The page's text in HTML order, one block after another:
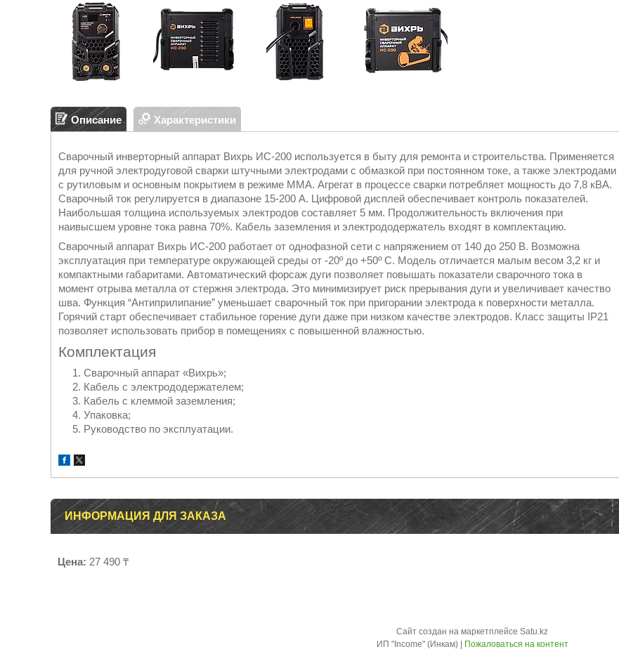
Описание Характеристики
Сварочный инверторный аппарат Вихрь ИС-200 используется в быту для ремонта и строительства. Применяется
для ручной электродуговой сварки штучными электродами с обмазкой при постоянном токе, а также электродами
с рутиловым и основным покрытием в режиме ММА. Агрегат в процессе сварки потребляет мощность до 7,8 кВА.
Сварочный ток регулируется в диапазоне 15-200 А. Цифровой дисплей обеспечивает контроль показателей.
Наибольшая толщина используемых электродов составляет 5 мм. Продолжительность включения при
наивысшем уровне тока равна 70%. Кабель заземления и электрододержатель входят в комплектацию.
Сварочный аппарат Вихрь ИС-200 работает от однофазной сети с напряжением от 140 до 250 В. Возможна
эксплуатация при температуре окружающей среды от -20º до +50º C. Модель отличается малым весом 3,2 кг и
компактными габаритами. Автоматический форсаж дуги позволяет повышать показатели сварочного тока в
момент отрыва металла от стержня электрода. Это минимизирует риск прерывания дуги и увеличивает качество
шва. Функция “Антиприлипание” уменьшает сварочный ток при пригорании электрода к поверхности металла.
Горячий старт обеспечивает стабильное горение дуги даже при низком качестве электродов. Класс защиты IP21
позволяет использовать прибор в помещениях с повышенной влажностью.
Комплектация
Сварочный аппарат «Вихрь»;
Кабель с электрододержателем;
Кабель с клеммой заземления;
Упаковка;
Руководство по эксплуатации.
ИНФОРМАЦИЯ ДЛЯ ЗАКАЗА
Цена: 27 490 ₸
Сайт создан на маркетплейсе Satu.kz
Пожаловаться на контент